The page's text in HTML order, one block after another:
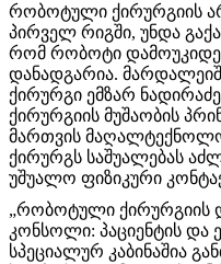
რობოტული ქირურგიის
პირველ რიგში, უნდა
რომ რობოტი
დანადგარია.
ქირურგი ემზარ
ქირურგიის მუშაობის
მართვის
ქირურგს საშუალებას
უშუალო ფიზიკური
„რობოტული ქირურგიის
კონსოლი: პაციენტის და
სპეციალურ კაბინაშია